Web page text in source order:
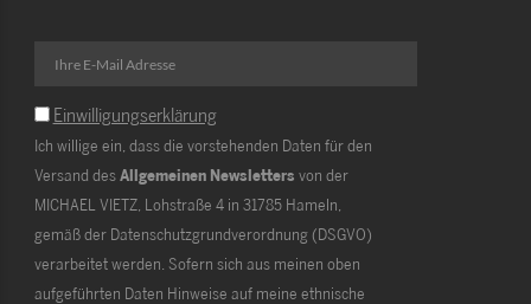
Einwilligungserklärung
Ich willige ein, dass die vorstehenden Daten für den
Versand desAllgemeinen Newsletters von der
MICHAEL VIETZ, Lohstraße 4 in 31785 Hameln,
gemäß der Datenschutzgrundverordnung (DSGVO)
verarbeitet werden. Sofern sich aus meinen oben
aufgeführten Daten Hinweise auf meine ethnische